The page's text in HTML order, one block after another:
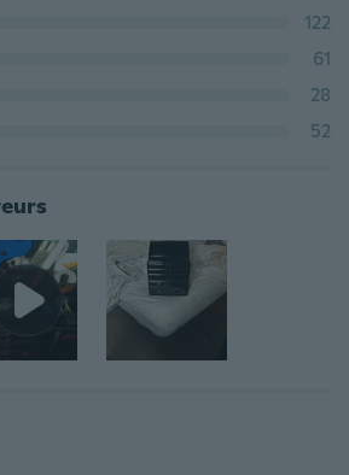
122
61
28
52